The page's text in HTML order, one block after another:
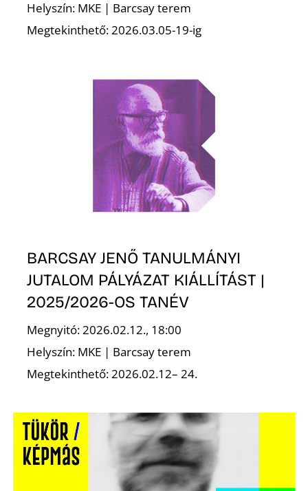
Helyszín: MKE | Barcsay terem
Megtekinthető: 2026.03.05-19-ig
BARCSAY JENŐ TANULMÁNYI
JUTALOM PÁLYÁZAT KIÁLLÍTÁST |
2025/2026-OS TANÉV
Megnyitó: 2026.02.12., 18:00
Helyszín: MKE | Barcsay terem
Megtekinthető: 2026.02.12– 24.